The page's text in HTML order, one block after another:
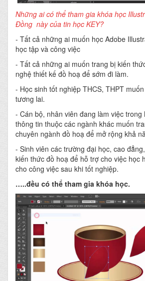
Những ai có thể tham gia khóa học
Đồng này của tin học KEY?
- Tất cả những ai muốn học Adobe
học tập và công việc
- Tất cả những ai muốn trang bị kiến
nghệ thiết kế đồ hoạ để sớm đi làm.
- Học sinh tốt nghiệp THCS, THPT
tương lai.
- Cán bộ, nhân viên đang làm việc
thông tin thuộc các ngành khác muốn
chuyên ngành đồ hoạ để mở rộng khả
- Sinh viên các trường đại học, cao
kiến thức đồ hoạ để hỗ trợ cho việc học
cho công việc sau khi tốt nghiệp.
…..đều có thể tham gia khóa học.